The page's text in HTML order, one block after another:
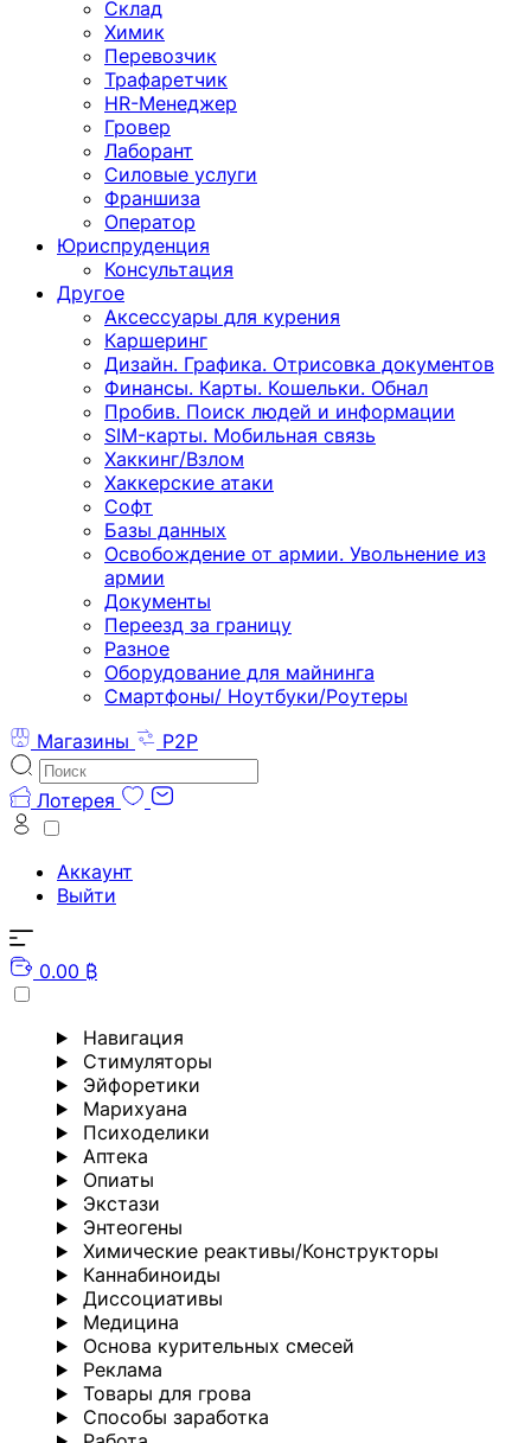
Склад
Химик
Перевозчик
Трафаретчик
HR-Менеджер
Гровер
Лаборант
Силовые услуги
Франшиза
Оператор
Юриспруденция
Консультация
Другoе
Аксессуары для курения
Каршеринг
Дизайн. Графика. Отрисовка документов
Финансы. Карты. Кошельки. Обнал
Пробив. Поиск людей и информации
SIM-карты. Мобильная связь
Хаккинг/Взлом
Хаккерские атаки
Софт
Базы данных
Освобождение от армии. Увольнение из
армии
Документы
Переезд за границу
Разное
Оборудование для майнинга
Смартфоны/ Ноутбуки/Роутеры
Магазины
P2P
Лотерея
Аккаунт
Выйти
0.00 ₿
Навигация
Стимуляторы
Эйфоретики
Марихуана
Психоделики
Аптека
Опиаты
Экстази
Энтеогены
Химические реактивы/Конструкторы
Каннабиноиды
Диссоциативы
Медицина
Основа курительных смесей
Реклама
Товары для грова
Способы заработка